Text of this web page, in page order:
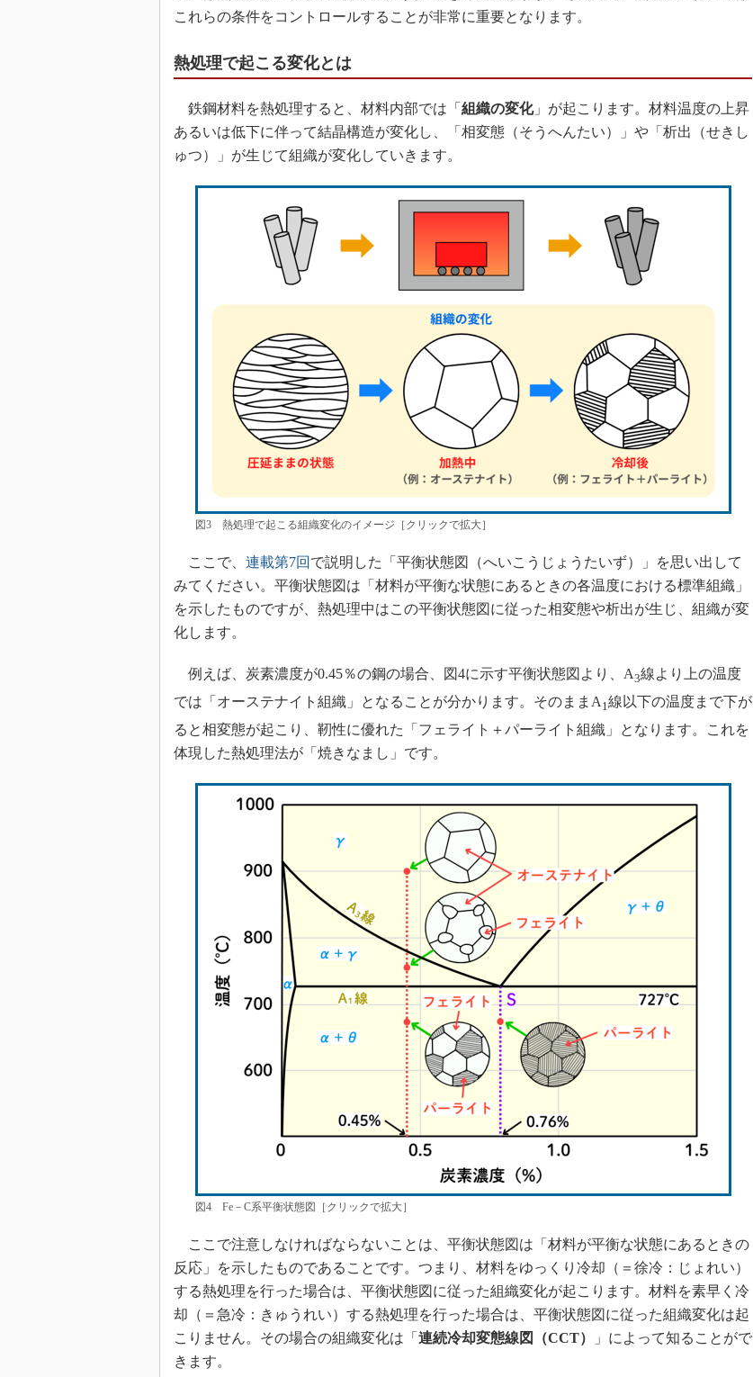
これらの条件をコントロールすることが非常に重要となります。
熱処理で起こる変化とは
鉄鋼材料を熱処理すると、材料内部では「 組織の変化」が起こります。材料温度の上昇
あるいは低下に伴って結晶構造が変化し、「相変態（そうへんたい）」や「析出（せきし
ゅつ）」が生じて組織が変化していきます。
図3 熱処理で起こる組織変化のイメージ［クリックで拡大］
ここで、 連載第7回 で説明した「平衡状態図（へいこうじょうたいず）」を思い出して
みてください。平衡状態図は「材料が平衡な状態にあるときの各温度における標準組織」
を示したものですが、熱処理中はこの平衡状態図に従った相変態や析出が生じ、組織が変
化します。
例えば、炭素濃度が0.45％の鋼の場合、図4に示す平衡状態図より、A3線より上の温度
では「オーステナイト組織」となることが分かります。そのままA 1線以下の温度まで下が
ると相変態が起こり、靭性に優れた「フェライト＋パーライト組織」となります。これを
体現した熱処理法が「焼きなまし」です。
図4 Fe－C系平衡状態図［クリックで拡大］
ここで注意しなければならないことは、平衡状態図は「材料が平衡な状態にあるときの
反応」を示したものであることです。つまり、材料をゆっくり冷却（＝徐冷：じょれい）
する熱処理を行った場合は、平衡状態図に従った組織変化が起こります。材料を素早く冷
却（＝急冷：きゅうれい）する熱処理を行った場合は、平衡状態図に従った組織変化は起
こりません。その場合の組織変化は「 連続冷却変態線図（CCT）
」によって知ることがで
きます。